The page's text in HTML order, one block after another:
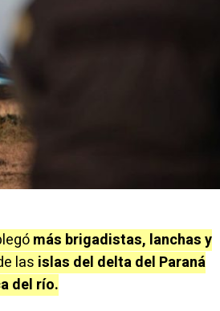
más brigadistas, lanchas y
las islas del delta del Paraná
del río.